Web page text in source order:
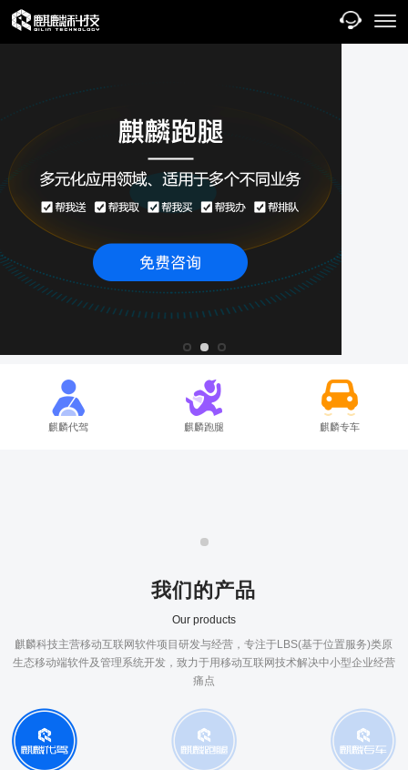
麒麟代驾 麒麟跑腿 麒麟专车
我们的产品
Our products
麒麟科技主营移动互联网软件项目研发与经营，专注于LBS(基于位置服务)类原
生态移动端软件及管理系统开发，致力于用移动互联网技术解决中小型企业经营
痛点